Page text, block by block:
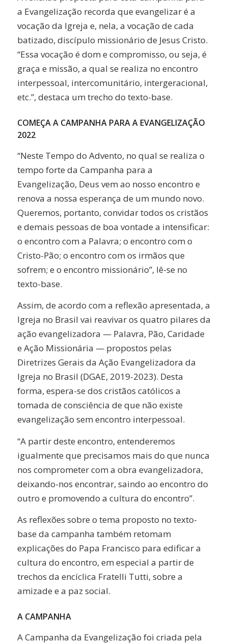
a Evangelização recorda que evangelizar é a
vocação da Igreja e, nela, a vocação de cada
batizado, discípulo missionário de Jesus Cristo.
“Essa vocação é dom e compromisso, ou seja, é
graça e missão, a qual se realiza no encontro
interpessoal, intercomunitário, intergeracional,
etc.”, destaca um trecho do texto-base.
COMEÇA A CAMPANHA PARA A EVANGELIZAÇÃO
2022
“Neste Tempo do Advento, no qual se realiza o
tempo forte da Campanha para a
Evangelização, Deus vem ao nosso encontro e
renova a nossa esperança de um mundo novo.
Queremos, portanto, convidar todos os cristãos
e demais pessoas de boa vontade a intensificar:
o encontro com a Palavra; o encontro com o
Cristo-Pão; o encontro com os irmãos que
sofrem; e o encontro missionário”, lê-se no
texto-base.
Assim, de acordo com a reflexão apresentada, a
Igreja no Brasil vai reavivar os quatro pilares da
ação evangelizadora — Palavra, Pão, Caridade
e Ação Missionária — propostos pelas
Diretrizes Gerais da Ação Evangelizadora da
Igreja no Brasil (DGAE, 2019-2023). Desta
forma, espera-se dos cristãos católicos a
tomada de consciência de que não existe
evangelização sem encontro interpessoal.
“A partir deste encontro, entenderemos
igualmente que precisamos mais do que nunca
nos comprometer com a obra evangelizadora,
deixando-nos encontrar, saindo ao encontro do
outro e promovendo a cultura do encontro”.
As reflexões sobre o tema proposto no texto-
base da campanha também retomam
explicações do Papa Francisco para edificar a
cultura do encontro, em especial a partir de
trechos da encíclica Fratelli Tutti, sobre a
amizade e a paz social.
A CAMPANHA
A Campanha da Evangelização foi criada pela